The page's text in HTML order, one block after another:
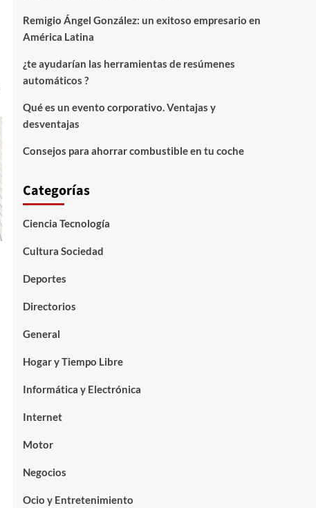
Remigio Ángel González: un exitoso empresario en
América Latina
¿te ayudarían las herramientas de resúmenes
automáticos ?
Qué es un evento corporativo. Ventajas y
desventajas
Consejos para ahorrar combustible en tu coche
Categorías
Ciencia Tecnología
Cultura Sociedad
Deportes
Directorios
General
Hogar y Tiempo Libre
Informática y Electrónica
Internet
Motor
Negocios
Ocio y Entretenimiento